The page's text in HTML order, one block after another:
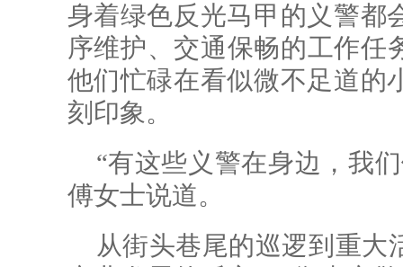
身着绿色反光马甲的义警都
序维护、交通保畅的工作
他们忙碌在看似微不足道的
刻印象。
“有这些义警在身边，我
傅女士说道。
从街头巷尾的巡逻到重大